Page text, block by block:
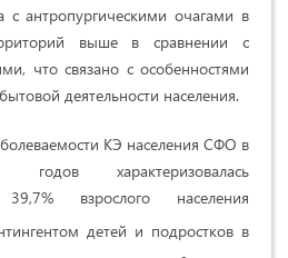
с антропургическими очагами в
выше в сравнении с
что связано с особенностями
деятельности населения.
КЭ населения СФО в
характеризовалась
взрослого населения
детей и подростков в